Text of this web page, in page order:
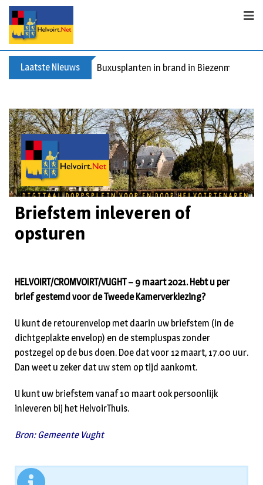
Laatste Nieuws Buxusplanten in brand in Biezenmortel,
Briefstem inleveren of
opsturen
HELVOIRT/CROMVOIRT/VUGHT – 9 maart 2021. Hebt u per
brief gestemd voor de Tweede Kamerverkiezing?
U kunt de retourenvelop met daarin uw briefstem (in de
dichtgeplakte envelop) en de stempluspas zonder
postzegel op de bus doen. Doe dat voor 12 maart, 17.00 uur.
Dan weet u zeker dat uw stem op tijd aankomt.
U kunt uw briefstem vanaf 10 maart ook persoonlijk
inleveren bij het HelvoirThuis.
Bron: Gemeente Vught